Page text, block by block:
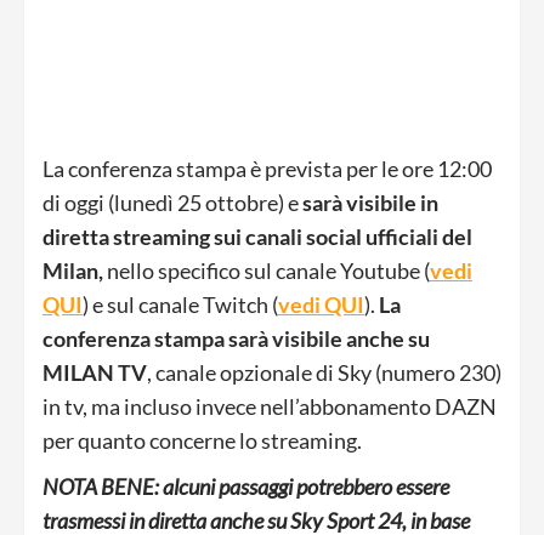
La conferenza stampa è prevista per le ore 12:00
di oggi (lunedì 25 ottobre) esarà visibile in
diretta streaming sui canali social ufficiali del
Milan,nello specifico sul canale Youtube (vedi
QUI) e sul canale Twitch (vedi QUI). La
conferenza stampa sarà visibile anche su
MILAN TV, canale opzionale di Sky (numero 230)
in tv, ma incluso invece nell’abbonamento DAZN
per quanto concerne lo streaming.
NOTA BENE: alcuni passaggi potrebbero essere
trasmessi in diretta anche su Sky Sport 24, in base